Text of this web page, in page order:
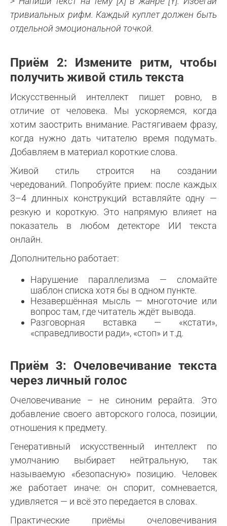
тривиальных рифм. Каждый куплет должен быть
отдельной эмоциональной точкой.
Приём 2: Измените ритм, чтобы
получить живой стиль текста
Искусственный интеллект пишет ровно, в
отличие от человека. Мы ускоряемся, когда
хотим заострить внимание. Растягиваем фразу,
когда нужно дать читателю время подумать.
Добавляем в материал короткие слова.
Живой стиль строится на создании
чередований. Попробуйте прием: после каждых
3–4 длинных конструкций вставляйте одну —
резкую и короткую. Это напрямую влияет на
показатель в любом детекторе ИИ текста
онлайн.
Дополнительно работает:
Нарушение параллелизма — сломайте
шаблон списка хотя бы в одном пункте.
Незавершённая мысль — многоточие или
вопрос там, где читатель ждёт вывода.
Разговорная вставка — «кстати»,
«справедливости ради», «стоп» и т.д.
Приём 3: Очеловечивание текста
через личный голос
Очеловечивание – не синоним рерайта. Это
добавление своего авторского голоса, позиции,
отношения к предмету.
Генеративный искусственный интеллект по
умолчанию выбирает нейтральную, так
называемую «безопасную» позицию. Человек
же работает иначе: он спорит, сомневается,
удивляется — и всё это передается в словах.
Практические приёмы очеловечивания